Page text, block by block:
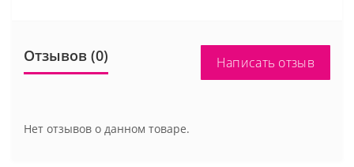
Отзывов (0) Написать отзыв
Нет отзывов о данном товаре.